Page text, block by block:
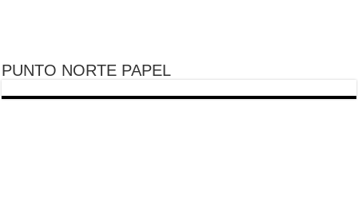
PUNTO NORTE PAPEL